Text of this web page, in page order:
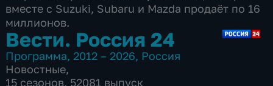
вместе с Suzuki, Subaru и Mazda продаёт по 16
миллионов.
Вести. Россия 24
Программа, 2012 – 2026, Россия
Новостные,
15 сезонов, 52081 выпуск